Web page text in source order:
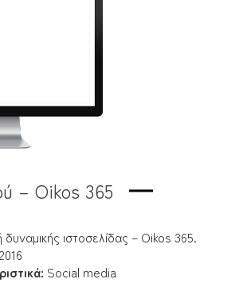
– Oikos 365
ιστοσελίδας – Oikos 365.
2016
Social media